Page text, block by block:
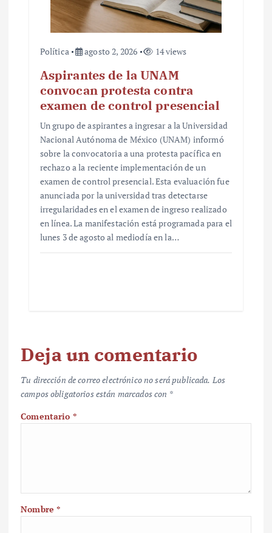
Política agosto 2, 2026 14 views
Aspirantes de la UNAM
convocan protesta contra
examen de control presencial
Un grupo de aspirantes a ingresar a la Universidad
Nacional Autónoma de México (UNAM) informó
sobre la convocatoria a una protesta pacífica en
rechazo a la reciente implementación de un
examen de control presencial. Esta evaluación fue
anunciada por la universidad tras detectarse
irregularidades en el examen de ingreso realizado
en línea. La manifestación está programada para el
lunes 3 de agosto al mediodía en la…
Deja un comentario
Tu dirección de correo electrónico no será publicada. Los
campos obligatorios están marcados con *
Comentario *
Nombre*